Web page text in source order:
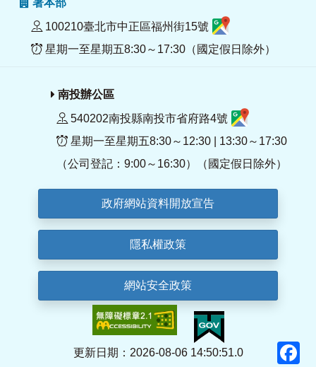
100210臺北市中正區福州街15號
星期一至星期五8:30～17:30（國定假日除外）
南投辦公區
540202南投縣南投市省府路4號
星期一至星期五8:30～12:30 | 13:30～17:30
（公司登記：9:00～16:30）（國定假日除外）
政府網站資料開放宣告
隱私權政策
網站安全政策
更新日期：2026-08-06 14:50:51.0